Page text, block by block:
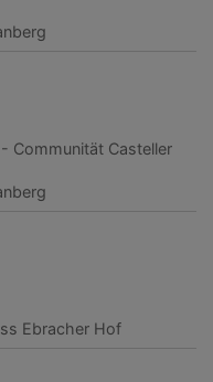
Communität Casteller
Ebracher Hof